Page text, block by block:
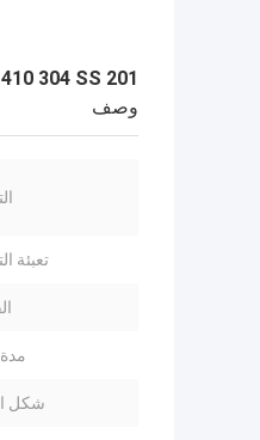
201 304L 316 316L 321 410 304 SS أنابيب الفولاذ قوة عالية مقاومة درجات حرارة عالية
وصف
تعبئة
مدة
شكل